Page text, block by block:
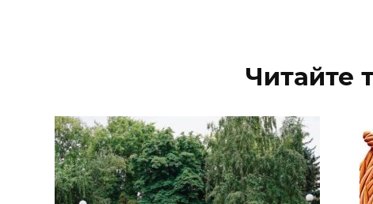
Читайте